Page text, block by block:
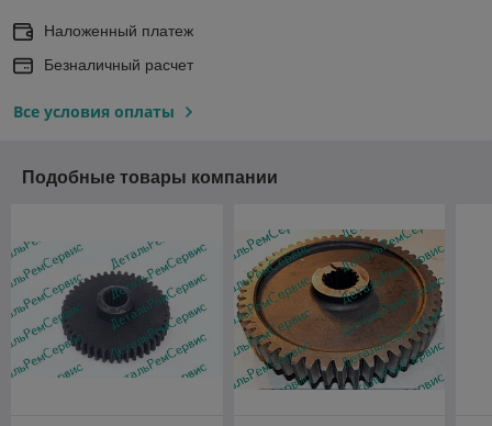
Наложенный платеж
Безналичный расчет
Все условия оплаты
Подобные товары компании